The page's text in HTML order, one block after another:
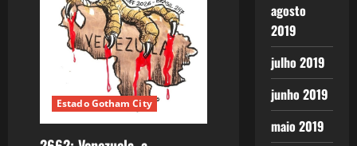
Estado Gotham City
agosto
2019
julho 2019
junho 2019
maio 2019